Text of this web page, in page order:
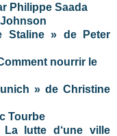
Philippe Saada
Staline » de Peter
nourrir le
» de Christine
Tourbe
lutte d‘une ville